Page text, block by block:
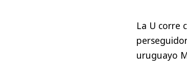
La U corre
uruguayo